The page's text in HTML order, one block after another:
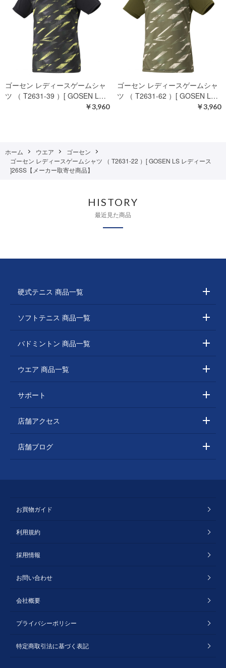
ゴーセン レディースゲームシャ
ツ （ T2631-39 ）[ GOSEN L…
￥3,960
ゴーセン レディースゲームシャ
ツ （ T2631-62 ）[ GOSEN L…
￥3,960
ホーム ウエア
ゴーセン
ゴーセン レディースゲームシャツ （ T2631-22 ）[ GOSEN LS レディース
]26SS【メーカー取寄せ商品】
HISTORY
最近見た商品
硬式テニス 商品一覧
ソフトテニス 商品一覧
バドミントン 商品一覧
ウエア 商品一覧
サポート
店舗アクセス
店舗ブログ
お買物ガイド
利用規約
採用情報
お問い合わせ
会社概要
プライバシーポリシー
特定商取引法に基づく表記